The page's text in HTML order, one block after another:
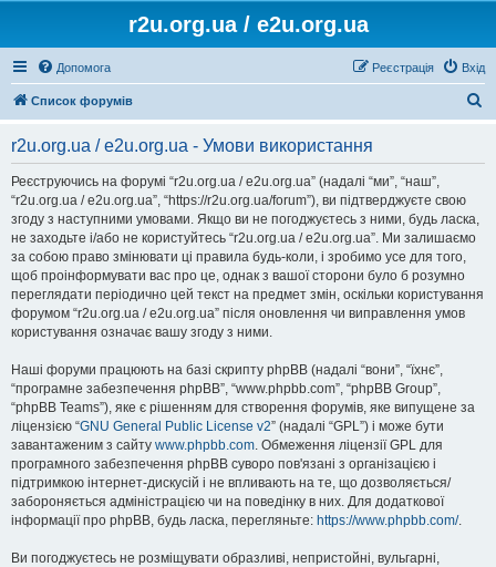
r2u.org.ua / e2u.org.ua
Допомога Вхід
Реєстрація
Список форумів
r2u.org.ua / e2u.org.ua - Умови використання
Реєструючись на форумі “r2u.org.ua / e2u.org.ua” (надалі “ми”, “наш”,
“r2u.org.ua / e2u.org.ua”, “https://r2u.org.ua/forum”), ви підтверджуєте свою
згоду з наступними умовами. Якщо ви не погоджуєтесь з ними, будь ласка,
не заходьте і/або не користуйтесь “r2u.org.ua / e2u.org.ua”. Ми залишаємо
за собою право змінювати ці правила будь-коли, і зробимо усе для того,
щоб проінформувати вас про це, однак з вашої сторони було б розумно
переглядати періодично цей текст на предмет змін, оскільки користування
форумом “r2u.org.ua / e2u.org.ua” після оновлення чи виправлення умов
користування означає вашу згоду з ними.
Наші форуми працюють на базі скрипту phpBB (надалі “вони”, “їхнє”,
“програмне забезпечення phpBB”, “www.phpbb.com”, “phpBB Group”,
“phpBB Teams”), яке є рішенням для створення форумів, яке випущене за
ліцензією “GNU General Public License v2” (надалі “GPL”) і може бути
завантаженим з сайту www.phpbb.com. Обмеження ліцензії GPL для
програмного забезпечення phpBB суворо пов'язані з організацією і
підтримкою інтернет-дискусій і не впливають на те, що дозволяється/
забороняється адміністрацією чи на поведінку в них. Для додаткової
інформації про phpBB, будь ласка, перегляньте: https://www.phpbb.com/.
Ви погоджуєтесь не розміщувати образливі, непристойні, вульгарні,